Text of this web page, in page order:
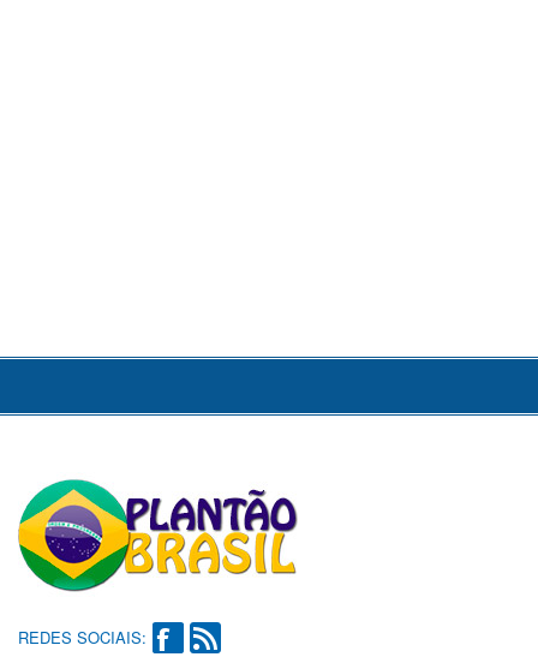
REDES SOCIAIS: